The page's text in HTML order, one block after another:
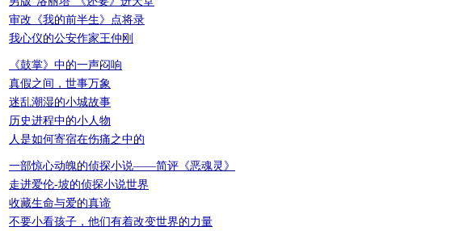
审改《我的前半生》点将录
我心仪的公安作家王仲刚
《鼓掌》中的一声闷响
真假之间，世事万象
迷乱潮湿的小城故事
历史进程中的小人物
人是如何寄宿在伤痛之中的
一部惊心动魄的侦探小说——简评《恶魂灵》
走进爱伦-坡的侦探小说世界
收藏生命与爱的真谛
不要小看孩子，他们有着改变世界的力量